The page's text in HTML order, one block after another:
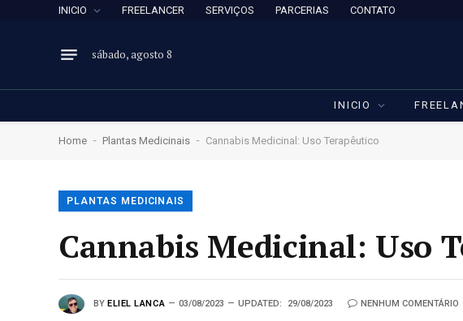
INICIO FREELANCER SERVIÇOS PARCERIAS CONTATO
sábado, agosto 8
INICIO
Home - Plantas Medicinais - Cannabis Medicinal: Uso Terapêutico
PLANTAS MEDICINAIS
Cannabis Medicinal: Uso
BY ELIEL LANCA 03/08/2023 UPDATED: 29/08/2023 NENHUM COMENTÁRIO